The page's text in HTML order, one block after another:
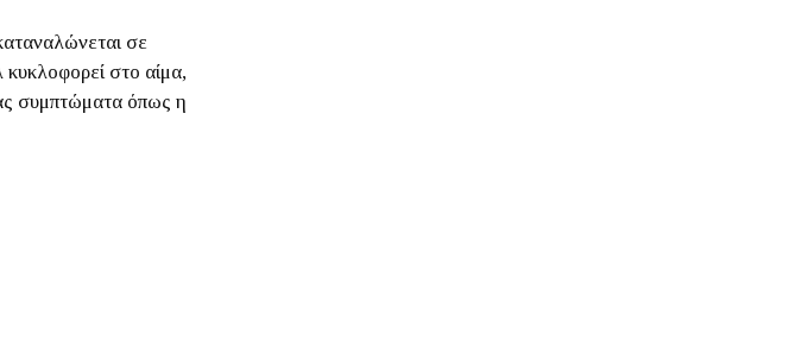
σε
κυκλοφορεί στο αίμα,
συμπτώματα όπως η